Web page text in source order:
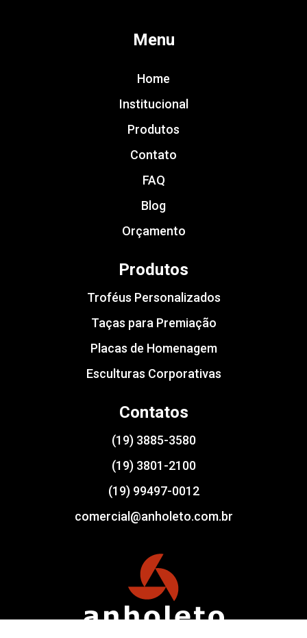
Menu
Home
Institucional
Produtos
Contato
FAQ
Blog
Orçamento
Produtos
Troféus Personalizados
Taças para Premiação
Placas de Homenagem
Esculturas Corporativas
Contatos
(19) 3885-3580
(19) 3801-2100
(19) 99497-0012
comercial@anholeto.com.br